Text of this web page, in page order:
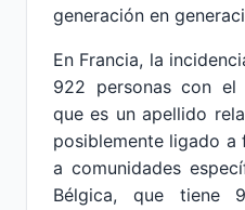
generación en
En Francia, la
922 personas con
que es un apellido
posiblemente ligado a
a comunidades
Bélgica, que tiene